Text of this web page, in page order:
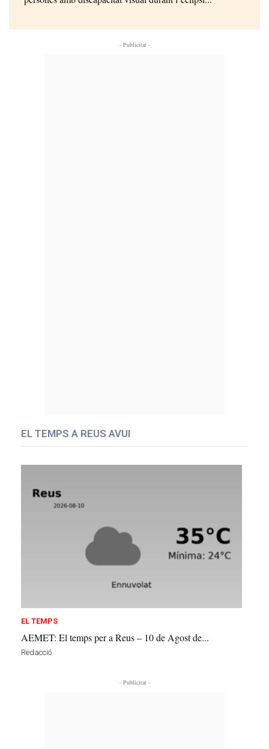
- Publicitat -
EL TEMPS A REUS AVUI
EL TEMPS
AEMET: El temps per a Reus – 10 de Agost de...
Redacció
- Publicitat -